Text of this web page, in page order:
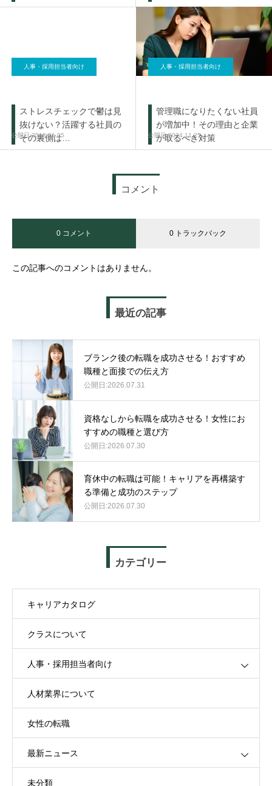
人事・採用担当者向け
ストレスチェックで鬱は見
抜けない？活躍する社員の
その裏側は…
2018.01.05
人事・採用担当者向け
管理職になりたくない社員
が増加中！その理由と企業
が取るべき対策
2024.11.25
コメント
0 コメント 0 トラックバック
この記事へのコメントはありません。
最近の記事
ブランク後の転職を成功させる！おすすめ
職種と面接での伝え方
2026.07.31
資格なしから転職を成功させる！女性にお
すすめの職種と選び方
2026.07.30
育休中の転職は可能！キャリアを再構築す
る準備と成功のステップ
2026.07.30
カテゴリー
キャリアカタログ
クラスについて
人事・採用担当者向け
人材業界について
女性の転職
最新ニュース
未分類